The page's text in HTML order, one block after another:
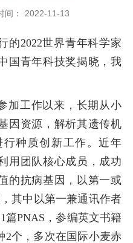
间： 2022-11-13
的2022世界青年科学家
国青年科技奖揭晓，我
加工作以来，长期从小
因资源，解析其遗传机
种质创新工作。近年
用团队核心成员，成功
的抗病基因，以第一或
其中以第一兼通讯作者
篇PNAS，参编英文书籍
2个，多次在国际小麦赤